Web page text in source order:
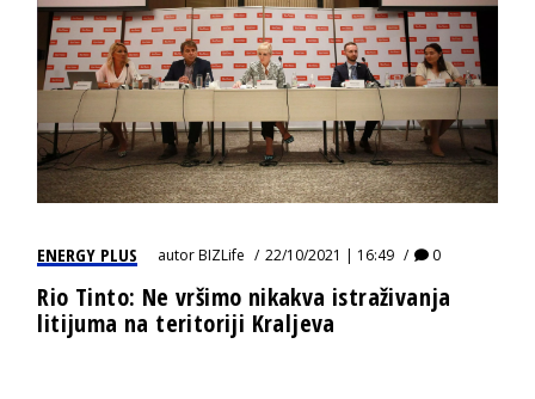
ENERGY PLUS autorBIZLife 22/10/2021 | 16:49 0
Rio Tinto: Ne vršimo nikakva istraživanja
litijuma na teritoriji Kraljeva